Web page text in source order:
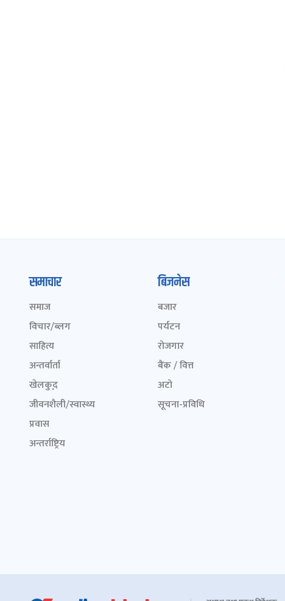
समाचार
समाज
विचार/ब्लग
साहित्य
अन्तर्वार्ता
खेलकुद़़
जीवनशैली/स्वास्थ्य
प्रवास
अन्तर्राष्ट्रिय
बिजनेस
बजार
पर्यटन
रोजगार
बैंक / वित्त
अटो
सूचना-प्रविधि